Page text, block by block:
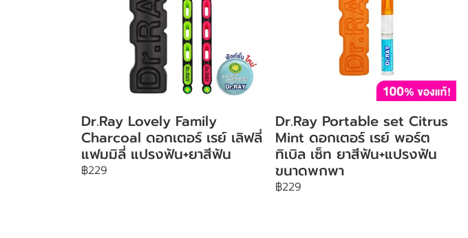
Dr.Ray Lovely Family
Charcoal ดอกเตอร์ เรย์ เลิฟลี่
แฟมมิลี่ แปรงฟัน+ยาสีฟัน
฿229
Dr.Ray Portable set Citrus
Mint ดอกเตอร์ เรย์ พอร์ต
ทิเบิล เซ็ท ยาสีฟัน+แปรงฟัน
ขนาดพกพา
฿229